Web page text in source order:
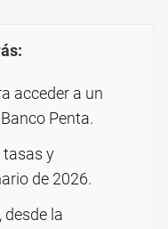
acceder a un
Penta.
tasas y
de 2026.
desde la